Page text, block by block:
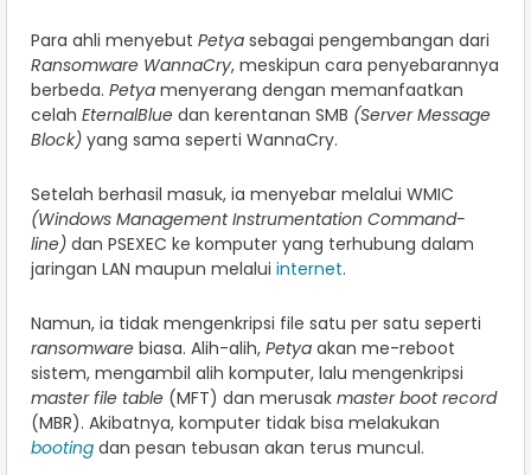
Para ahli menyebut Petya sebagai pengembangan dari
Ransomware WannaCry, meskipun cara penyebarannya
berbeda. Petya menyerang dengan memanfaatkan
celah EternalBlue dan kerentanan SMB (Server Message
Block) yang sama seperti WannaCry.
Setelah berhasil masuk, ia menyebar melalui WMIC
(Windows Management Instrumentation Command-
line) dan PSEXEC ke komputer yang terhubung dalam
jaringan LAN maupun melalui internet.
Namun, ia tidak mengenkripsi file satu per satu seperti
ransomware biasa. Alih-alih, Petya akan me-reboot
sistem, mengambil alih komputer, lalu mengenkripsi
master file table (MFT) dan merusak master boot record
(MBR). Akibatnya, komputer tidak bisa melakukan
booting dan pesan tebusan akan terus muncul.